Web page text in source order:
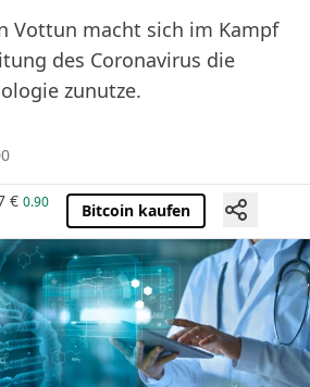
Vottun macht sich im Kampf
des Coronavirus die
zunutze.
€ 0.90
Bitcoin kaufen